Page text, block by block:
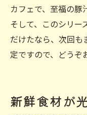
カフェで、至福の豚
そして、このシリー
だけたなら、次回
定ですので、どうぞ
新鮮食材が